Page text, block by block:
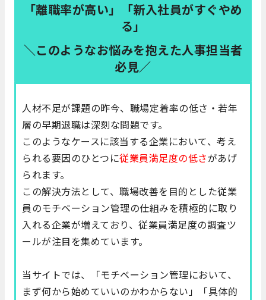
「離職率が高い」「新入社員がすぐやめ
る」
＼このようなお悩みを抱えた人事担当者
必見／
人材不足が課題の昨今、職場定着率の低さ・若年
層の早期退職は深刻な問題です。
このようなケースに該当する企業において、考え
られる要因のひとつに従業員満足度の低さがあげ
られます。
この解決方法として、職場改善を目的とした従業
員のモチベーション管理の仕組みを積極的に取り
入れる企業が増えており、従業員満足度の調査ツ
ールが注目を集めています。
当サイトでは、「モチベーション管理において、
まず何から始めていいのかわからない」「具体的